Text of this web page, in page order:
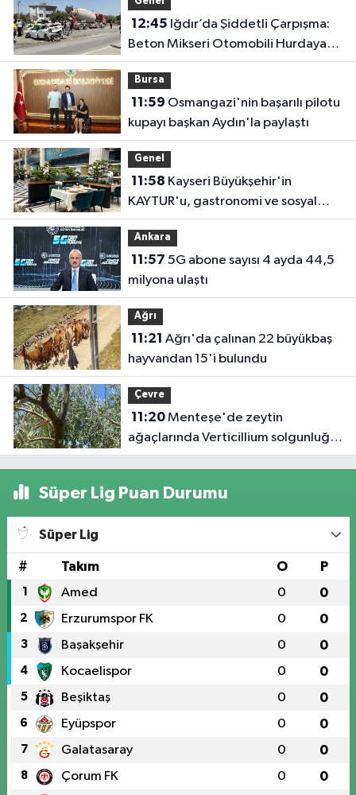
12:45
Beton Mikseri Otomobili Hurdaya
Çevirdi (4 Yaralı)
Bursa
11:59
kupayı başkan Aydın'la paylaştı
Genel
11:58
KAYTUR'u, gastronomi ve sosyal
yaşamın güçlü adresi
Ankara
11:57
milyona ulaştı
Ağrı
11:21
hayvandan 15'i bulundu
Çevre
11:20Menteşe'de zeytin
ağaçlarında Verticillium solgunluğu
kontrolleri yapıldı
Süper Lig Puan Durumu
Süper Lig
# Takım O P
1 Amed 0 0
2 Erzurumspor FK 0 0
3 Başakşehir 0 0
4 Kocaelispor 0 0
5 Beşiktaş 0 0
6 Eyüpspor 0 0
7 Galatasaray 0 0
8 Çorum FK 0 0